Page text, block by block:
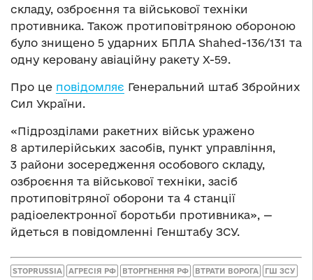
складу, озброєння та військової техніки
противника. Також протиповітряною обороною
було знищено 5 ударних БПЛА Shahed-136/131 та
одну керовану авіаційну ракету Х-59.
Про це повідомляє Генеральний штаб Збройних
Сил України.
«Підрозділами ракетних військ уражено
8 артилерійських засобів, пункт управління,
3 райони зосередження особового складу,
озброєння та військової техніки, засіб
протиповітряної оборони та 4 станції
радіоелектронної боротьби противника», —
йдеться в повідомленні Генштабу ЗСУ.
STOPRUSSIA АГРЕСІЯ РФ ВТОРГНЕННЯ РФ ВТРАТИ ВОРОГА ГШ ЗСУ